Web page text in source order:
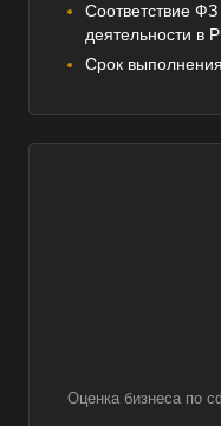
Соответствие
деятельности в
Срок
Оценка бизнеса по